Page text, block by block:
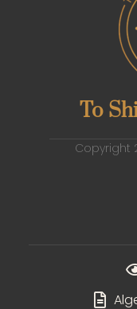
To
Copyright